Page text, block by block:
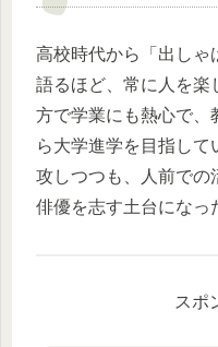
高校時代から「出しゃ
語るほど、常に人を楽
方で学業にも熱心で、
ら大学進学を目指し
攻しつつも、人前での
俳優を志す土台になっ
スポ